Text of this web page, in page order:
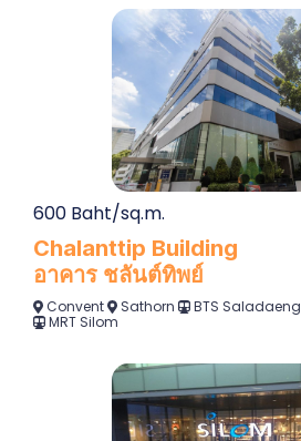
600 Baht/sq.m.
Chalanttip Building
อาคาร ชลันต์ทิพย์
Convent Sathorn
BTS Saladaeng
MRT Silom